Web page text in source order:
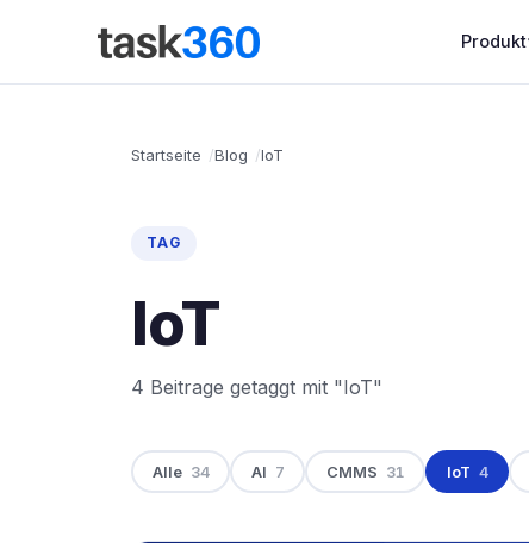
Produkt
Startseite Blog IoT
TAG
IoT
4 Beitrage getaggt mit "IoT"
Alle 34 AI 7 CMMS 31 IoT 4